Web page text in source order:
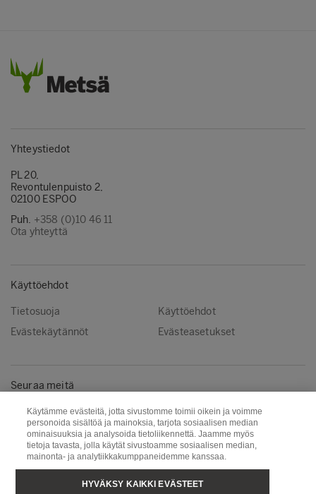
Yhteystiedot
PL 20,
Revontulenpuisto 2,
02100 ESPOO
Puh. +358 (0)10 46 11
Ota yhteyttä
Käyttöehdot
Tietosuoja
Käyttöehdot
Evästekäytännöt
Evästeasetukset
Seuraa meitä
Instagram
LinkedIn
YouTube
Puunhankinta
Käytämme evästeitä, jotta sivustomme toimii oikein ja voimme
personoida sisältöä ja mainoksia, tarjota sosiaalisen median
ominaisuuksia ja analysoida tietoliikennettä. Jaamme myös
tietoja tavasta, jolla käytät sivustoamme sosiaalisen median,
mainonta- ja analytiikkakumppaneidemme kanssaa.
HYVÄKSY KAIKKI EVÄSTEET